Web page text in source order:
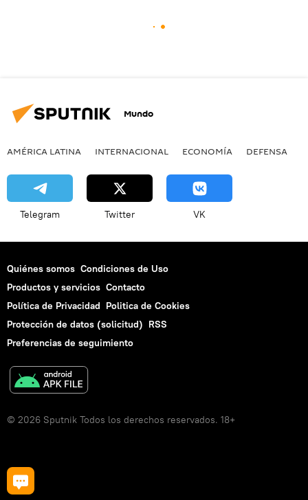
Mundo
AMÉRICA LATINA INTERNACIONAL ECONOMÍA DEFENSA
Telegram Twitter VK
Quiénes somos Condiciones de Uso
Productos y servicios Contacto
Política de Privacidad Politica de Cookies
Protección de datos (solicitud) RSS
Preferencias de seguimiento
© 2026 Sputnik Todos los derechos reservados. 18+